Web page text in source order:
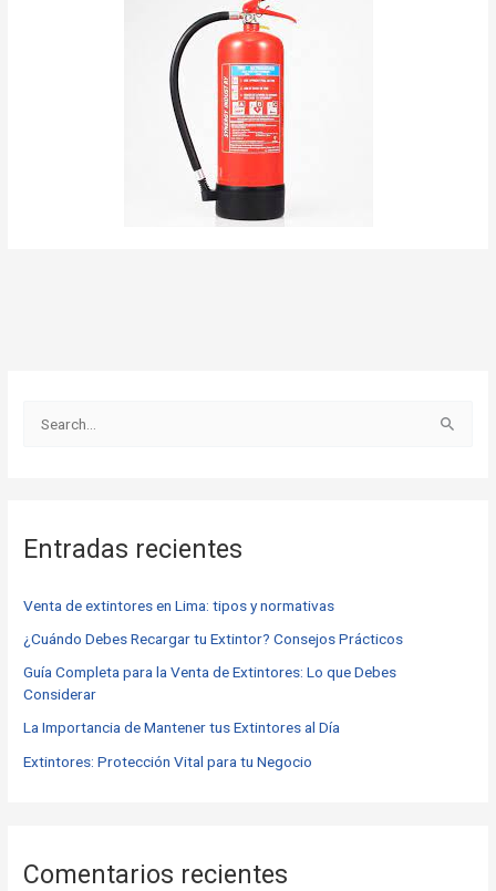
a
p
o
r
:
Entradas recientes
Venta de extintores en Lima: tipos y normativas
¿Cuándo Debes Recargar tu Extintor? Consejos Prácticos
Guía Completa para la Venta de Extintores: Lo que Debes
Considerar
La Importancia de Mantener tus Extintores al Día
Extintores: Protección Vital para tu Negocio
Comentarios recientes